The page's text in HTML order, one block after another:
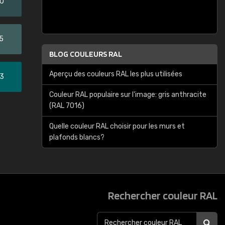
BLOG COULEURS RAL
Aperçu des couleurs RAL les plus utilisées
Couleur RAL populaire sur l'image: gris anthracite
(RAL 7016)
Quelle couleur RAL choisir pour les murs et
plafonds blancs?
Rechercher couleur RAL